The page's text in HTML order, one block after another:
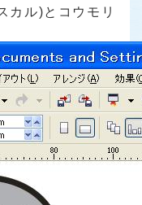
カル)とコウモリ